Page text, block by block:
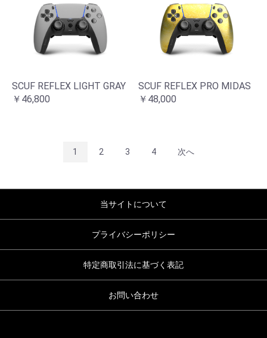
SCUF REFLEX LIGHT GRAY
￥46,800
SCUF REFLEX PRO MIDAS
￥48,000
1 2 3 4 次へ
当サイトについて
プライバシーポリシー
特定商取引法に基づく表記
お問い合わせ